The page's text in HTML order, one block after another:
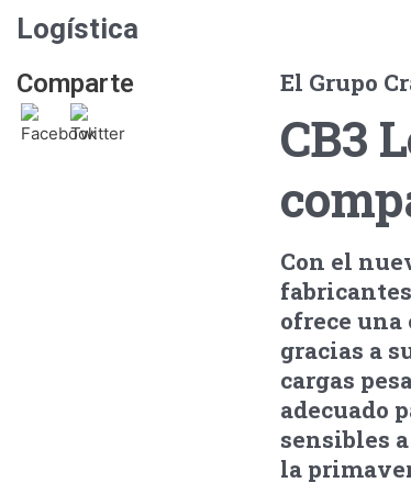
Logística
Comparte El Grupo
CB3
Con el
ofrece una
gracias a
cargas
adecuado
sensibles
la